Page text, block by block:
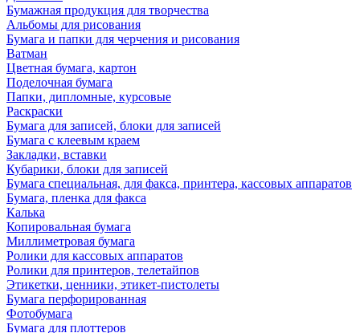
Бумажная продукция для творчества
Альбомы для рисования
Бумага и папки для черчения и рисования
Ватман
Цветная бумага, картон
Поделочная бумага
Папки, дипломные, курсовые
Раскраски
Бумага для записей, блоки для записей
Бумага с клеевым краем
Закладки, вставки
Кубарики, блоки для записей
Бумага специальная, для факса, принтера, кассовых аппаратов
Бумага, пленка для факса
Калька
Копировальная бумага
Миллиметровая бумага
Ролики для кассовых аппаратов
Ролики для принтеров, телетайпов
Этикетки, ценники, этикет-пистолеты
Бумага перфорированная
Фотобумага
Бумага для плоттеров